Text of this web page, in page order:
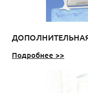
Подробнее >>